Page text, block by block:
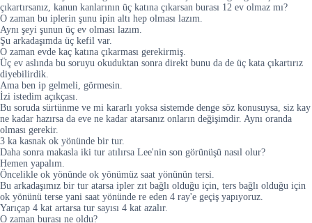
çıkartırsanız, kanun kanlarının üç katına çıkarsan burası 12 ev olmaz mı?
O zaman bu iplerin şunu ipin altı hep olması lazım.
Aynı şeyi şunun üç ev olması lazım.
Şu arkadaşımda üç kefil var.
O zaman evde kaç katına çıkarması gerekirmiş.
Üç ev aslında bu soruyu okuduktan sonra direkt bunu da de üç kata çıkartırız
diyebilirdik.
Ama ben ip gelmeli, görmesin.
İzi istedim açıkçası.
Bu soruda sürtünme ve mi kararlı yoksa sistemde denge söz konusuysa, siz kay
ne kadar hazırsa da eve ne kadar atarsanız onların değişimdir. Aynı oranda
olması gerekir.
3 ka kasnak ok yönünde bir tur.
Daha sonra makasla iki tur atılırsa Lee'nin son görünüşü nasıl olur?
Hemen yapalım.
Öncelikle ok yönünde ok yönümüz saat yönünün tersi.
Bu arkadaşımız bir tur atarsa ipler zıt bağlı olduğu için, ters bağlı olduğu için
ok yönünü terse yani saat yönünde re eden 4 ray'e geçiş yapıyoruz.
Yarıçap 4 kat artarsa tur sayısı 4 kat azalır.
O zaman burası ne oldu?